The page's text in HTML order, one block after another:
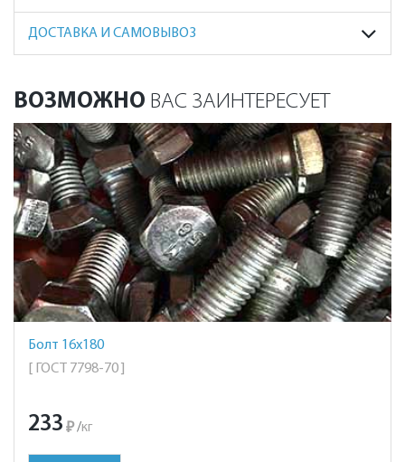
ДОСТАВКА И САМОВЫВОЗ
ВОЗМОЖНО ВАС ЗАИНТЕРЕСУЕТ
Болт 16х180
[ ГОСТ 7798-70 ]
233 ₽ /кг